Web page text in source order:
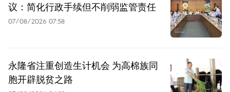
议：简化行政手续但不削弱监管责任
07/08/2026 07:58
永隆省注重创造生计机会 为高棉族同
胞开辟脱贫之路